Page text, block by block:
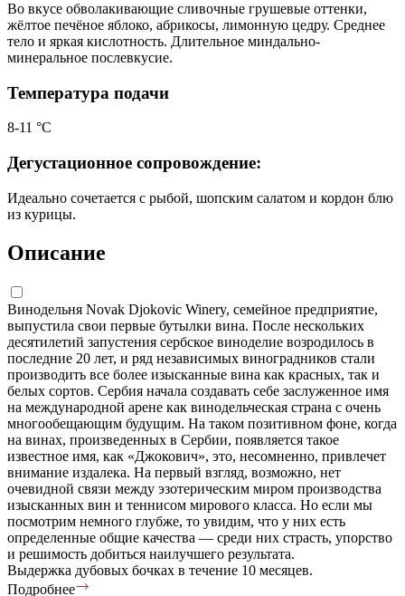
Во вкусе обволакивающие сливочные грушевые оттенки,
жёлтое печёное яблоко, абрикосы, лимонную цедру. Среднее
тело и яркая кислотность. Длительное миндально-
минеральное послевкусие.
Температура подачи
8-11 °С
Дегустационное сопровождение:
Идеально сочетается с рыбой, шопским салатом и кордон блю
из курицы.
Описание
Винодельня Novak Djokovic Winery, семейное предприятие,
выпустила свои первые бутылки вина. После нескольких
десятилетий запустения сербское виноделие возродилось в
последние 20 лет, и ряд независимых виноградников стали
производить все более изысканные вина как красных, так и
белых сортов. Сербия начала создавать себе заслуженное имя
на международной арене как винодельческая страна с очень
многообещающим будущим. На таком позитивном фоне, когда
на винах, произведенных в Сербии, появляется такое
известное имя, как «Джокович», это, несомненно, привлечет
внимание издалека. На первый взгляд, возможно, нет
очевидной связи между эзотерическим миром производства
изысканных вин и теннисом мирового класса. Но если мы
посмотрим немного глубже, то увидим, что у них есть
определенные общие качества — среди них страсть, упорство
и решимость добиться наилучшего результата.
Выдержка дубовых бочках в течение 10 месяцев.
Подробнее